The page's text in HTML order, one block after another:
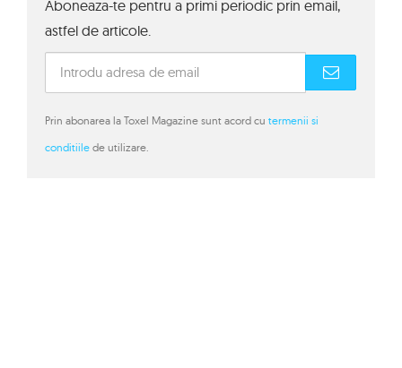
Aboneaza-te pentru a primi periodic prin email,
astfel de articole.
Prin abonarea la Toxel Magazine sunt acord cu termenii si
conditiile de utilizare.